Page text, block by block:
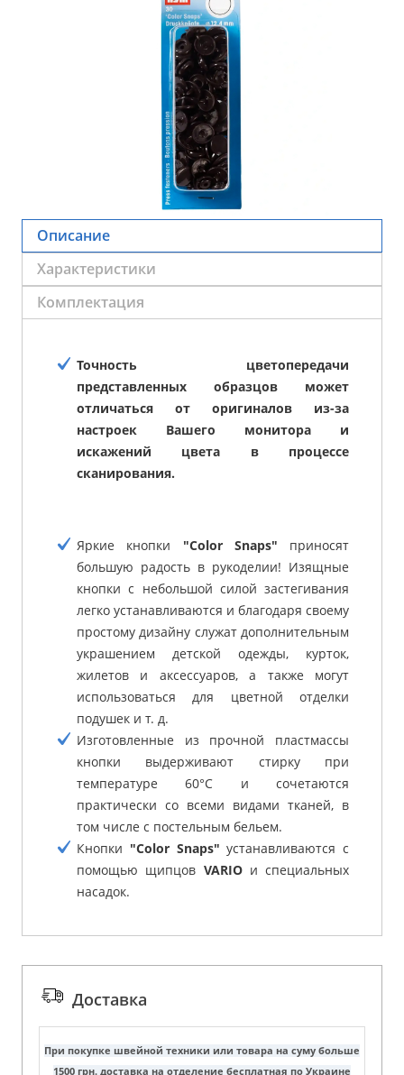
Описание
Характеристики
Комплектация
Точность цветопередачи
представленных образцов может
отличаться от оригиналов из-за
настроек Вашего монитора и
искажений цвета в процессе
сканирования.
Яркие кнопки "Color Snaps" приносят
большую радость в рукоделии! Изящные
кнопки с небольшой силой застегивания
легко устанавливаются и благодаря своему
простому дизайну служат дополнительным
украшением детской одежды, курток,
жилетов и аксессуаров, а также могут
использоваться для цветной отделки
подушек и т. д.
Изготовленные из прочной пластмассы
кнопки выдерживают стирку при
температуре 60°C и сочетаются
практически со всеми видами тканей, в
том числе с постельным бельем.
Кнопки "Color Snaps" устанавливаются с
помощью щипцов VARIOи специальных
насадок.
Доставка
При покупке швейной техники или товара на суму больше
1500 грн. доставка на отделение бесплатная по Украине